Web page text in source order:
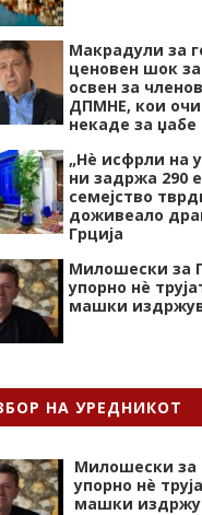
Макрадули за
ценовен шок за
освен за
ДПМНЕ, кои
некаде за џабе
„Нѐ исфрли на
ни задржа 290
семејство
доживеало
Грција
Милошески за
упорно нѐ
машки
НА УРЕДНИКОТ
Милошески за
упорно нѐ
машки